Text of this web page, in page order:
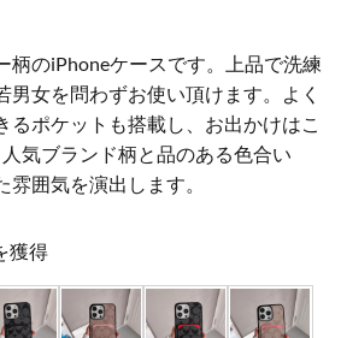
柄のiPhoneケースです。上品で洗練
男女を問わずお使い頂けます。よく
るポケットも搭載し、お出かけはこ
気ブランド柄と品のある色合い
囲気を演出します。
獲得